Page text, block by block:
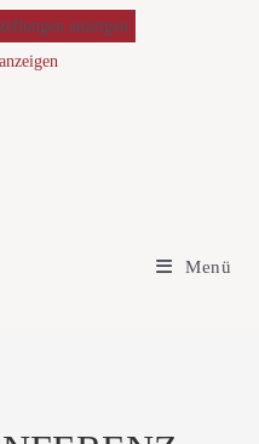
anzeigen
Menü